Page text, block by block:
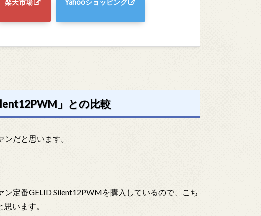
楽天市場 Yahooショッピング
」との比較
だと思います。
定番GELID Silent12PWMを購入しているので、こち
います。